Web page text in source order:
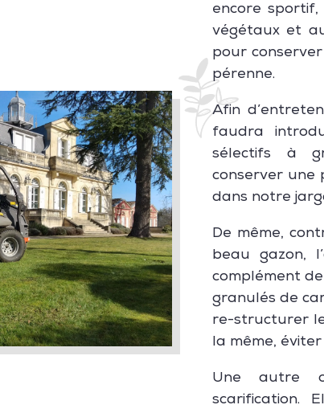
encore sportif,
végétaux et
pour
pérenne.
Afin
faudra
sélectifs à
conserver une
dans notre
De même,
beau gazon,
complément
granulés de
re-structurer
la même,
Une autre
scarification.